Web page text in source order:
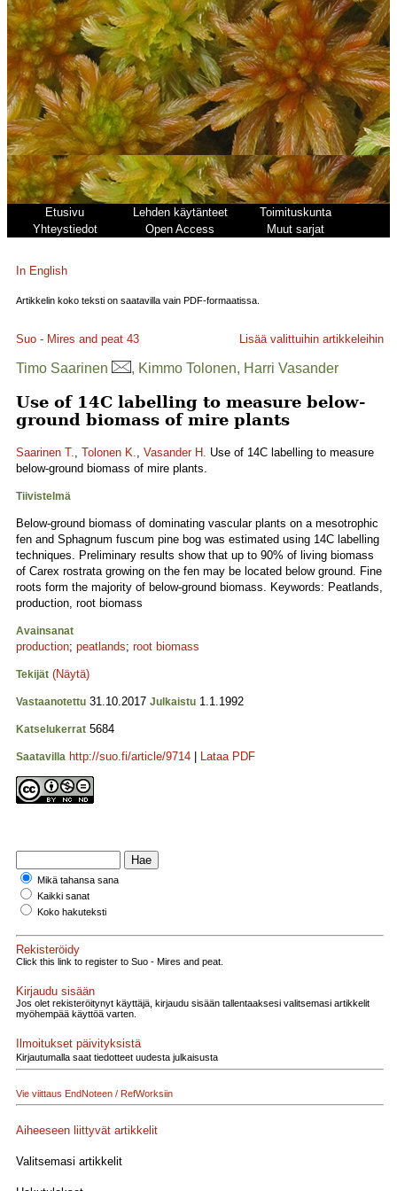
Etusivu Lehden käytänteet
Toimituskunta
Yhteystiedot
Open Access Muut sarjat
In English
Artikkelin koko teksti on saatavilla vain PDF-formaatissa.
Suo - Mires and peat 43 Lisää valittuihin artikkeleihin
Timo Saarinen , Kimmo Tolonen, Harri Vasander
Use of 14C labelling to measure below-
ground biomass of mire plants
Saarinen T., Tolonen K., Vasander H. Use of 14C labelling to measure
below-ground biomass of mire plants.
Tiivistelmä
Below-ground biomass of dominating vascular plants on a mesotrophic
fen and Sphagnum fuscum pine bog was estimated using 14C labelling
techniques. Preliminary results show that up to 90% of living biomass
of Carex rostrata growing on the fen may be located below ground. Fine
roots form the majority of below-ground biomass. Keywords: Peatlands,
production, root biomass
Avainsanat
production; peatlands; root biomass
Tekijät (Näytä)
Vastaanotettu 31.10.2017 Julkaistu 1.1.1992
Katselukerrat 5684
Saatavilla http://suo.fi/article/9714 Lataa PDF
Mikä tahansa sana
Kaikki sanat
Koko hakuteksti
Rekisteröidy
Click this link to register to Suo - Mires and peat.
Kirjaudu sisään
Jos olet rekisteröitynyt käyttäjä, kirjaudu sisään tallentaaksesi valitsemasi artikkelit
myöhempää käyttöä varten.
Ilmoitukset päivityksistä
Kirjautumalla saat tiedotteet uudesta julkaisusta
Vie viittaus EndNoteen / RefWorksiin
Aiheeseen liittyvät artikkelit
Valitsemasi artikkelit